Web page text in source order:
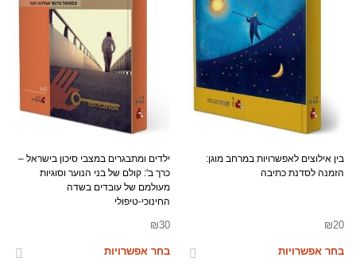
בין אילוצים לאפשרויות במרחב מוגן:
הזמנה לסדנת כתיבה
₪20
בחר אפשרויות
ילדים ומתבגרים במצבי סיכון בישראל –
כרך ב': קולם של בני הנוער וסוגיות
מעולמם של עובדים בשדה
החינוכי-טיפולי
₪30
בחר אפשרויות